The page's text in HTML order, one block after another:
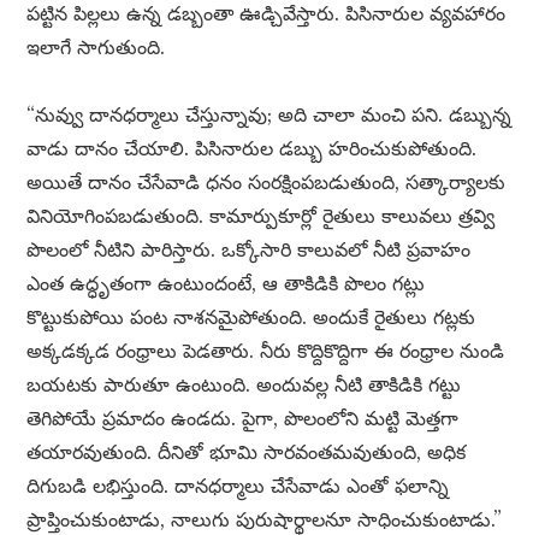
పట్టిన పిల్లలు ఉన్న డబ్బంతా ఊడ్చివేస్తారు. పిసినారుల వ్యవహారం
ఇలాగే సాగుతుంది.
“నువ్వు దానధర్మాలు చేస్తున్నావు; అది చాలా మంచి పని. డబ్బున్న
వాడు దానం చేయాలి. పిసినారుల డబ్బు హరించుకుపోతుంది.
అయితే దానం చేసేవాడి ధనం సంరక్షింపబడుతుంది, సత్కార్యాలకు
వినియోగింపబడుతుంది. కామార్పుకూర్లో రైతులు కాలువలు త్రవ్వి
పొలంలో నీటిని పారిస్తారు. ఒక్కోసారి కాలువలో నీటి ప్రవాహం
ఎంత ఉద్ధృతంగా ఉంటుందంటే, ఆ తాకిడికి పొలం గట్లు
కొట్టుకుపోయి పంట నాశనమైపోతుంది. అందుకే రైతులు గట్లకు
అక్కడక్కడ రంధ్రాలు పెడతారు. నీరు కొద్దికొద్దిగా ఈ రంధ్రాల నుండి
బయటకు పారుతూ ఉంటుంది. అందువల్ల నీటి తాకిడికి గట్టు
తెగిపోయే ప్రమాదం ఉండదు. పైగా, పొలంలోని మట్టి మెత్తగా
తయారవుతుంది. దీనితో భూమి సారవంతమవుతుంది, అధిక
దిగుబడి లభిస్తుంది. దానధర్మాలు చేసేవాడు ఎంతో ఫలాన్ని
ప్రాప్తించుకుంటాడు, నాలుగు పురుషార్థాలనూ సాధించుకుంటాడు.”